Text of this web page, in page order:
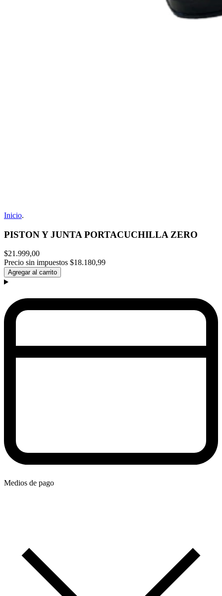
Inicio.
PISTON Y JUNTA PORTACUCHILLA ZERO
$21.999,00
Precio sin impuestos $18.180,99
Agregar al carrito
Medios de pago